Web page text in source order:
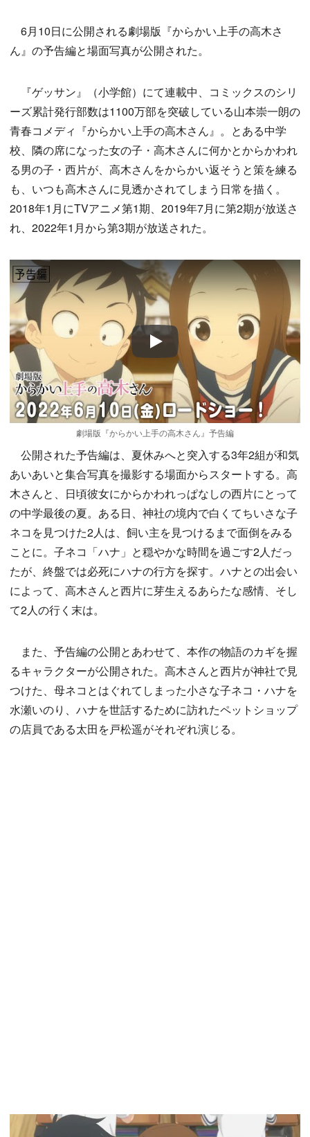
6月10日に公開される劇場版『からかい上手の高木さ
ん』の予告編と場面写真が公開された。
『ゲッサン』（小学館）にて連載中、コミックスのシリ
ーズ累計発行部数は1100万部を突破している山本崇一朗の
青春コメディ『からかい上手の高木さん』。とある中学
校、隣の席になった女の子・高木さんに何かとからかわれ
る男の子・西片が、高木さんをからかい返そうと策を練る
も、いつも高木さんに見透かされてしまう日常を描く。
2018年1月にTVアニメ第1期、2019年7月に第2期が放送さ
れ、2022年1月から第3期が放送された。
Play
劇場版『からかい上手の高木さん』予告編
公開された予告編は、夏休みへと突入する3年2組が和気
あいあいと集合写真を撮影する場面からスタートする。高
木さんと、日頃彼女にからかわれっぱなしの西片にとって
の中学最後の夏。ある日、神社の境内で白くてちいさな子
ネコを見つけた2人は、飼い主を見つけるまで面倒をみる
ことに。子ネコ「ハナ」と穏やかな時間を過ごす2人だっ
たが、終盤では必死にハナの行方を探す。ハナとの出会い
によって、高木さんと西片に芽生えるあらたな感情、そし
て2人の行く末は。
また、予告編の公開とあわせて、本作の物語のカギを握
るキャラクターが公開された。高木さんと西片が神社で見
つけた、母ネコとはぐれてしまった小さな子ネコ・ハナを
水瀬いのり、ハナを世話するために訪れたペットショップ
の店員である太田を戸松遥がそれぞれ演じる。